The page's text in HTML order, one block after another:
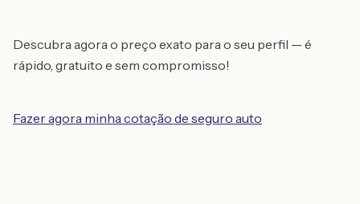
Descubra agora o preço exato para o seu perfil — é
rápido, gratuito e sem compromisso!
Fazer agora minha cotação de seguro auto